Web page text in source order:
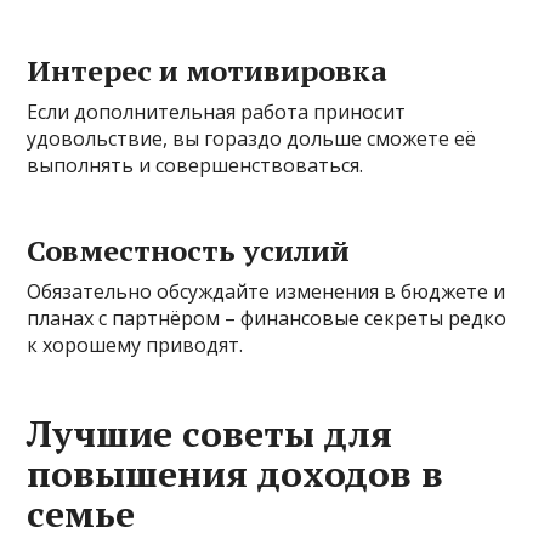
Интерес и мотивировка
Если дополнительная работа приносит
удовольствие, вы гораздо дольше сможете её
выполнять и совершенствоваться.
Совместность усилий
Обязательно обсуждайте изменения в бюджете и
планах с партнёром – финансовые секреты редко
к хорошему приводят.
Лучшие советы для
повышения доходов в
семье